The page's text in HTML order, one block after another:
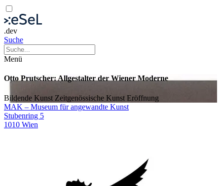
.dev
Suche
Menü
Otto Prutscher: Allgestalter der Wiener Moderne
Bildende Kunst Zeitgenössische Kunst Eröffnung
MAK – Museum für angewandte Kunst
Stubenring 5
1010 Wien